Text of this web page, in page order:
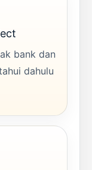
bank dan
dahulu